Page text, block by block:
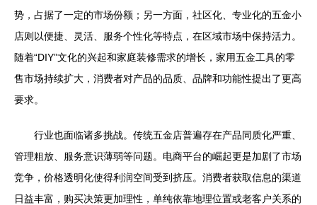
势，占据了一定的市场份额；另一方面，社区化、专业化的五金小
店则以便捷、灵活、服务个性化等特点，在区域市场中保持活力。
随着“DIY”文化的兴起和家庭装修需求的增长，家用五金工具的零
售市场持续扩大，消费者对产品的品质、品牌和功能性提出了更高
要求。
行业也面临诸多挑战。传统五金店普遍存在产品同质化严重、
管理粗放、服务意识薄弱等问题。电商平台的崛起更是加剧了市场
竞争，价格透明化使得利润空间受到挤压。消费者获取信息的渠道
日益丰富，购买决策更加理性，单纯依靠地理位置或老客户关系的